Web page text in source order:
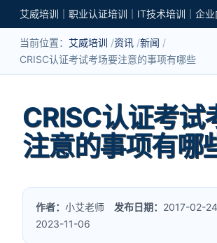
当前位置： 艾威培训 资讯 新闻
CRISC认证考试考场要注意的事项有哪些
CRISC认证考试
注意的事项有哪
作者：小艾老师 发布日期： 2017-02-
2023-11-06